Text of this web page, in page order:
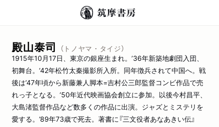
殿山泰司 （トノヤマ・タイジ）
1915年10月17日、東京の銀座生まれ。’36年新築地劇団入団、
初舞台。’42年松竹太秦撮影所入所。同年徴兵されて中国へ。戦
後は’47年頃から新藤兼人脚本=吉村公三郎監督コンビ作品で売
れっ子となる。’50年近代映画協会創立に参加。以後今村昌平、
大島渚監督作品など数多くの作品に出演。ジャズとミステリを
愛する。’89年73歳で死去。著書に『三文役者あなあきい伝』